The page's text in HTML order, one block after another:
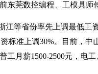
东莞数控编程、工模具
江等省份率先上调最低工
标准上调30%。目前，中
工月薪1500-2500元，电工